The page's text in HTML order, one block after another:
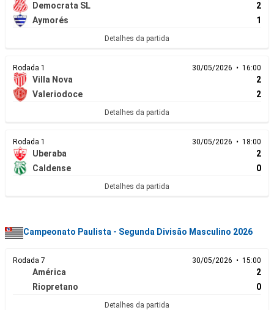
Democrata SL
2
Aymorés
1
Detalhes da partida
Rodada 1 30/05/2026 • 16:00
Villa Nova
2
Valeriodoce
2
Detalhes da partida
Rodada 1 30/05/2026 • 18:00
Uberaba
2
Caldense
0
Detalhes da partida
Campeonato Paulista - Segunda Divisão Masculino 2026
Rodada 7 30/05/2026 • 15:00
América
2
Riopretano
0
Detalhes da partida